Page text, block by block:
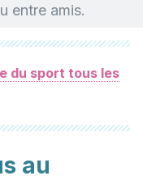
entre amis.
du sport tous les
au